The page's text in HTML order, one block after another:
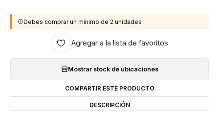
Debes comprar un mínimo de 2 unidades
Agregar a la lista de favoritos
Mostrar stock de ubicaciones
COMPARTIR ESTE PRODUCTO
DESCRIPCIÓN